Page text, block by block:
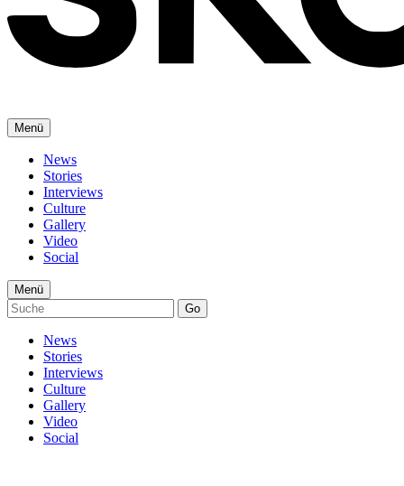
Menü
News
Stories
Interviews
Culture
Gallery
Video
Social
Menü
Go
News
Stories
Interviews
Culture
Gallery
Video
Social